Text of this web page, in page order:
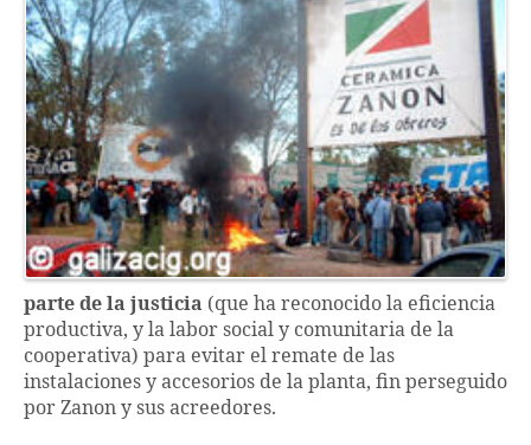
parte de la justicia (que ha reconocido la eficiencia
productiva, y la labor social y comunitaria de la
cooperativa) para evitar el remate de las
instalaciones y accesorios de la planta, fin perseguido
por Zanon y sus acreedores.